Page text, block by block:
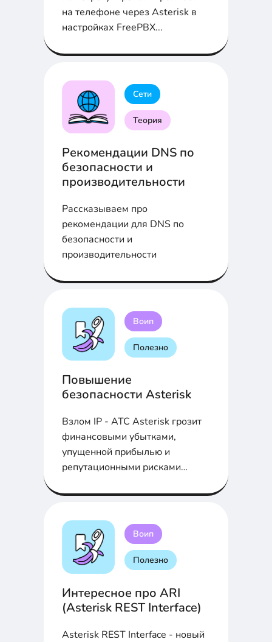
на телефоне через Asterisk в
настройках FreePBX...
Сети
Теория
Рекомендации DNS по
безопасности и
производительности
Рассказываем про
рекомендации для DNS по
безопасности и
производительности
Воип
Полезно
Повышение
безопасности Asterisk
Взлом IP - АТС Asterisk грозит
финансовыми убытками,
упущенной прибылью и
репутационными рисками
шаги, чтобы повысить
помощью CLI и FreePBX для
защиты от атак...
Воип
Полезно
Интересное про ARI
(Asterisk REST Interface)
Asterisk REST Interface - новый